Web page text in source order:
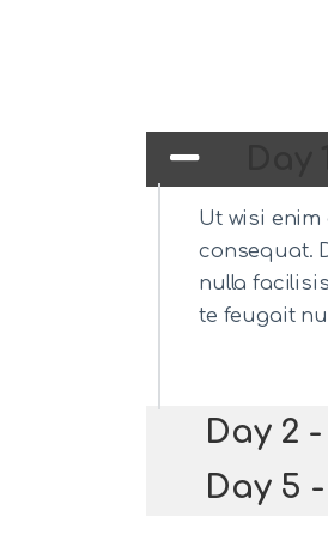
Ut wisi
consequat.
nulla
te feugait
Day 2
Day 5 -